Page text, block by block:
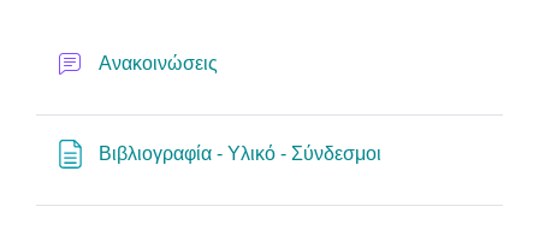
Ανακοινώσεις
Βιβλιογραφία - Υλικό - Σύνδεσμοι